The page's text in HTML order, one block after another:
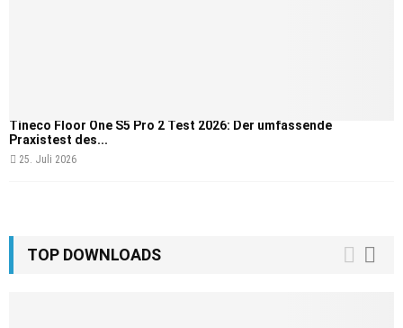
Tineco Floor One S5 Pro 2 Test 2026: Der umfassende
Praxistest des...
25. Juli 2026
TOP DOWNLOADS